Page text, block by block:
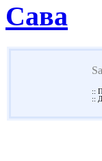
Сава
::
::